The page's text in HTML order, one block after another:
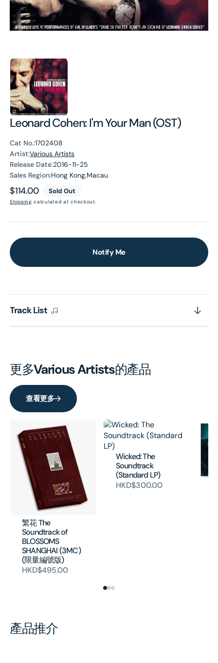
Leonard Cohen: I'm Your Man (OST)
Cat No.:1702408
Artist:Various Artists
Release Date:2016-11-25
Sales Region:Hong Kong,Macau
Regular
price
$114.00 Sold Out
Shipping calculated at checkout.
Notify Me
Track List
更多Various Artists的產品
查看更多
繁花 The
Soundtrack of
BLOSSOMS
SHANGHAI (3MC)
(限量編號版)
HKD$495.00
Wicked: The
Soundtrack
(Standard LP)
HKD$300.00
產品推介